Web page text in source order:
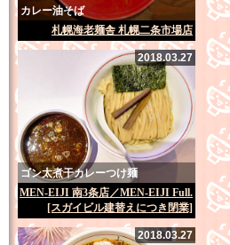
カレー油そば
札幌海老麺舎 札幌二条市場店
2018.03.27
ゴン太煮干カレーつけ麺
MEN-EIJI 南3条店／MEN-EIJI Full.
[スガイビル建替えにつき閉業]
2018.03.27